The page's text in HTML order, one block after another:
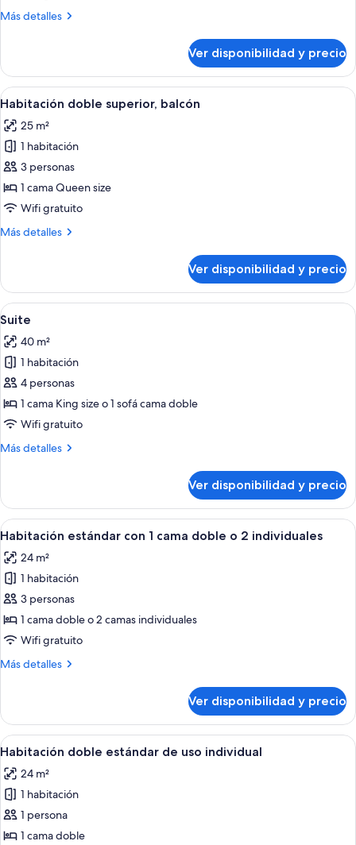
de
balcón
Más detalles
Más
doble
superior
de
individual,
balcón
Ver disponibilidad y precio
Ver
todas
las
fotos
de
Habitación
doble
balcón
Una habitación de hotel moderna
4
Habitación doble superior, balcón
25 m²
1 habitación
3 personas
1 cama Queen size
Wifi gratuito
Más detalles
Más
doble
superior,
balcón
Ver disponibilidad y precio
Ver
todas
las
fotos
de
Suite
Habitación de hotel con una cama
10
Suite
40 m²
1 habitación
4 personas
1 cama King size o 1 sofá cama doble
Wifi gratuito
Más detalles
Más
Ver disponibilidad y precio
Ver
todas
las
fotos
de
Habitación
estándar
1
o
2
individuales
Una habitación de hotel moderna
4
Habitación estándar con 1 cama doble o 2 individuales
24 m²
1 habitación
3 personas
1 cama doble o 2 camas individuales
Wifi gratuito
Más detalles
Más
estándar
con
1
doble
o
individuales
Ver disponibilidad y precio
Ver
todas
las
fotos
de
Habitación
Una habitación de hotel moderna
4
Habitación doble estándar de uso individual
24 m²
1 habitación
1 persona
1 cama doble